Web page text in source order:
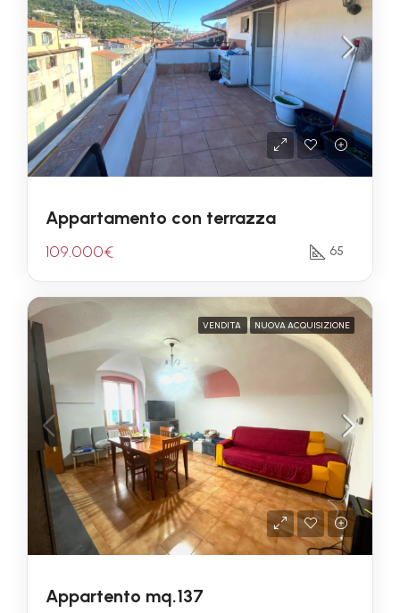
Appartamento con terrazza
109.000€ 65
VENDITA NUOVA ACQUISIZIONE
Appartento mq.137